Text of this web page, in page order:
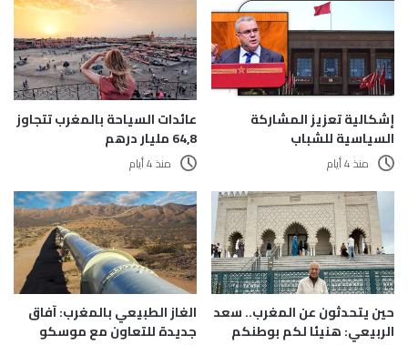
إشكالية تعزيز المشاركة
السياسية للشباب
منذ 4 أيام
عائدات السياحة بالمغرب تتجاوز
64,8 مليار درهم
منذ 4 أيام
حين يتحدثون عن المغرب.. سعد
الربيعي: هنيئا لكم بوطنكم
الغاز الطبيعي بالمغرب: آفاق
جديدة للتعاون مع موسكو